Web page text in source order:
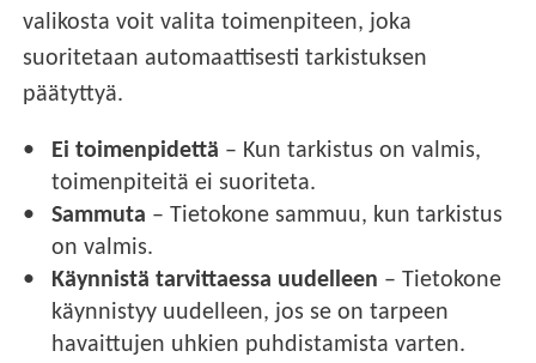
valikosta voit valita toimenpiteen, joka
suoritetaan automaattisesti tarkistuksen
päätyttyä.
Ei toimenpidettä – Kun tarkistus on valmis,
toimenpiteitä ei suoriteta.
Sammuta – Tietokone sammuu, kun tarkistus
on valmis.
Käynnistä tarvittaessa uudelleen – Tietokone
käynnistyy uudelleen, jos se on tarpeen
havaittujen uhkien puhdistamista varten.